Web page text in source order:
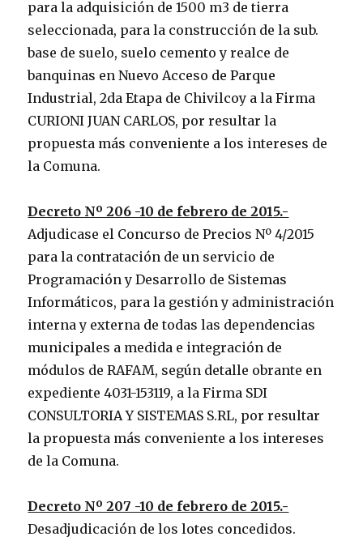
para la adquisición de 1500 m3 de tierra
seleccionada, para la construcción de la sub.
base de suelo, suelo cemento y realce de
banquinas en Nuevo Acceso de Parque
Industrial, 2da Etapa de Chivilcoy a la Firma
CURIONI JUAN CARLOS, por resultar la
propuesta más conveniente a los intereses de
la Comuna.
Decreto Nº 206 -10 de febrero de 2015.-
Adjudicase el Concurso de Precios Nº 4/2015
para la contratación de un servicio de
Programación y Desarrollo de Sistemas
Informáticos, para la gestión y administración
interna y externa de todas las dependencias
municipales a medida e integración de
módulos de RAFAM, según detalle obrante en
expediente 4031-153119, a la Firma SDI
CONSULTORIA Y SISTEMAS S.RL, por resultar
la propuesta más conveniente a los intereses
de la Comuna.
Decreto Nº 207 -10 de febrero de 2015.-
Desadjudicación de los lotes concedidos.